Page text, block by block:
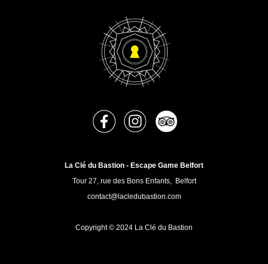
La Clé du Bastion - Escape Game Belfort
Tour 27, rue des Bons Enfants, Belfort
contact@lacledubastion.com
Copyright © 2024 La Clé du Bastion